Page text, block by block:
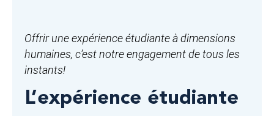
Offrir une expérience étudiante à dimensions
humaines, c’est notre engagement de tous les
instants!
L’expérience étudiante